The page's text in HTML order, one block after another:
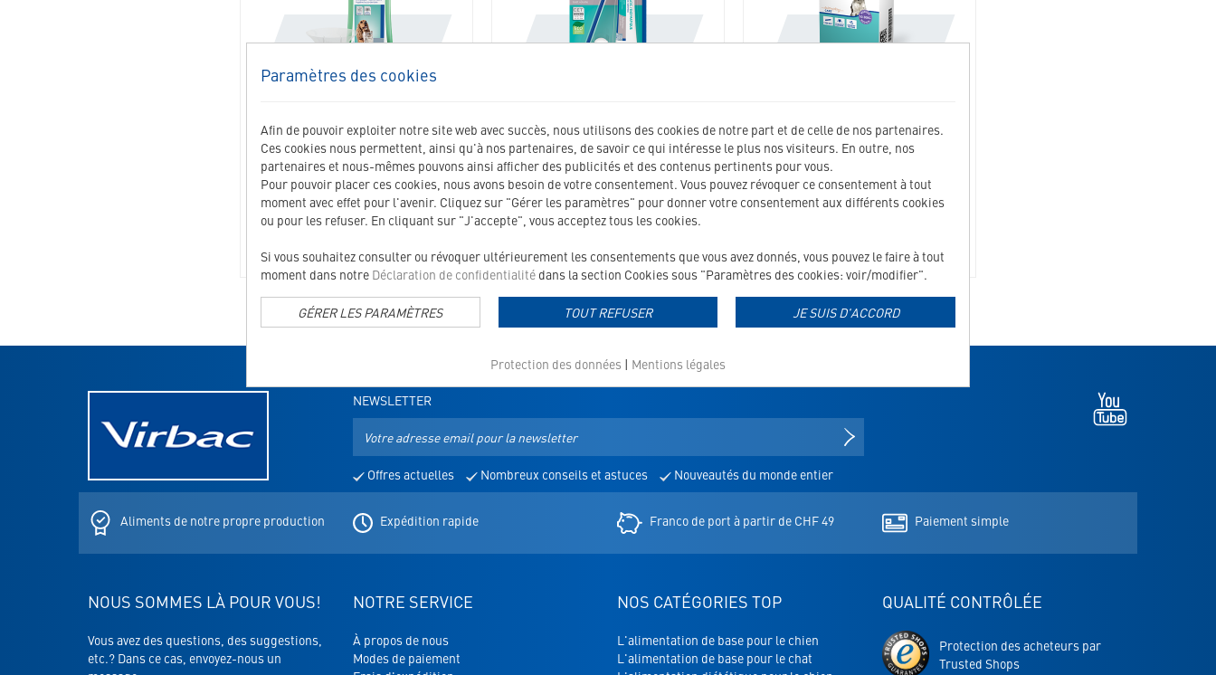
Solution d'hygiène dentaire pour chiens et
chats
Dès12.80CHF
Brosse à dents et dentifrice enzymatique à
l’arôme de volaille
24.15 CHF
Lamelles à mâcher pour chiens de taille
moyenne de 10 à 25 kg de poids corporel
15.70 CHF
Paramètres des cookies
Afin de pouvoir exploiter notre site web avec succès, nous utilisons des cookies de notre part et de celle de nos partenaires.
Ces cookies nous permettent, ainsi qu'à nos partenaires, de savoir ce qui intéresse le plus nos visiteurs. En outre, nos
partenaires et nous-mêmes pouvons ainsi afficher des publicités et des contenus pertinents pour vous.
Pour pouvoir placer ces cookies, nous avons besoin de votre consentement. Vous pouvez révoquer ce consentement à tout
moment avec effet pour l'avenir. Cliquez sur "Gérer les paramètres" pour donner votre consentement aux différents cookies
ou pour les refuser. En cliquant sur "J'accepte", vous acceptez tous les cookies.
Si vous souhaitez consulter ou révoquer ultérieurement les consentements que vous avez donnés, vous pouvez le faire à tout
moment dans notre Déclaration de confidentialité dans la section Cookies sous "Paramètres des cookies: voir/modifier".
JE SUIS D'ACCORD
GÉRER LES PARAMÈTRES TOUT REFUSER
Protection des données | Mentions légales
NEWSLETTER
pour
newsletter
S'INSCRIRE À LA NEWSLETTER
Offres actuelles Nombreux conseils et astuces Nouveautés du monde entier
nouvel
Aliments de notre propre production Expédition rapide Franco de port à partir de CHF 49 Paiement simple
NOUS SOMMES LÀ POUR VOUS!
Vous avez des questions, des suggestions,
etc.? Dans ce cas, envoyez-nous un
NOTRE SERVICE
À propos de nous
Modes de paiement
NOS CATÉGORIES TOP
L'alimentation de base pour le chien
L'alimentation de base pour le chat
QUALITÉ CONTRÔLÉE
Protection des acheteurs par
Trusted Shops